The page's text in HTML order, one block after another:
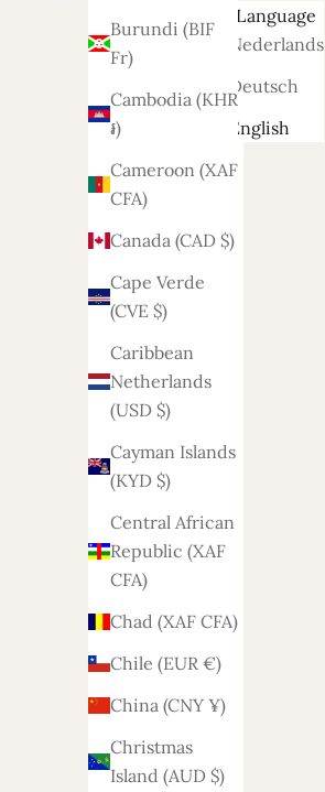
Burundi (BIF
Fr)
Cambodia (KHR
៛)
Cameroon (XAF
CFA)
Canada (CAD $)
Cape Verde
(CVE $)
Caribbean
Netherlands
(USD $)
Cayman Islands
(KYD $)
Central African
Republic (XAF
CFA)
Chad (XAF CFA)
Chile (EUR €)
China (CNY ¥)
Christmas
Island (AUD $)
Afghanistan
Åland
(EUR €)
(ALL L)
Algeria
Andorra
(EUR €)
Angola
(EUR €)
Anguilla
(XCD $)
Antigua &
(XCD $)
Argentina
(EUR €)
(AMD դր.)
Language
Nederlands
Deutsch
English